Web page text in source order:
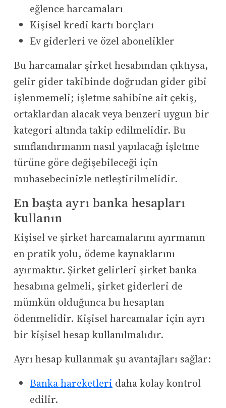
eğlence harcamaları
Kişisel kredi kartı borçları
Ev giderleri ve özel abonelikler
Bu harcamalar şirket hesabından çıktıysa,
gelir gider takibinde doğrudan gider gibi
işlenmemeli; işletme sahibine ait çekiş,
ortaklardan alacak veya benzeri uygun bir
kategori altında takip edilmelidir. Bu
sınıflandırmanın nasıl yapılacağı işletme
türüne göre değişebileceği için
muhasebecinizle netleştirilmelidir.
En başta ayrı banka hesapları
kullanın
Kişisel ve şirket harcamalarını ayırmanın
en pratik yolu, ödeme kaynaklarını
ayırmaktır. Şirket gelirleri şirket banka
hesabına gelmeli, şirket giderleri de
mümkün olduğunca bu hesaptan
ödenmelidir. Kişisel harcamalar için ayrı
bir kişisel hesap kullanılmalıdır.
Ayrı hesap kullanmak şu avantajları sağlar:
Banka hareketleri daha kolay kontrol
edilir.